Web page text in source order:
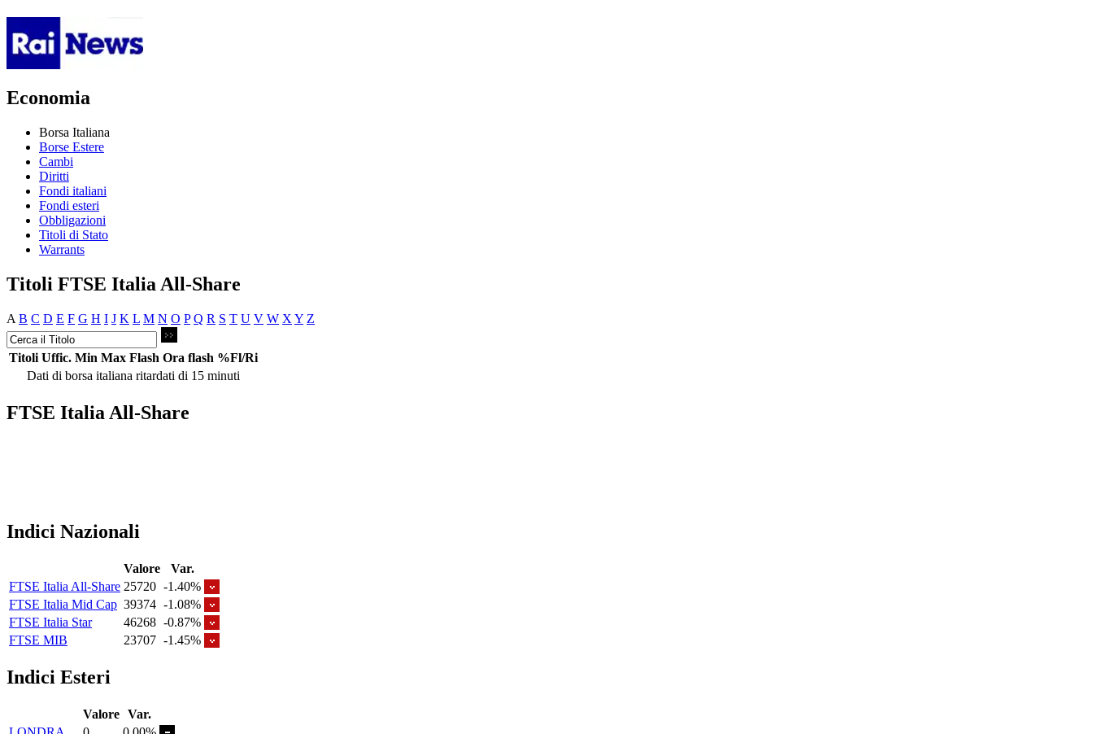
Economia
Borsa Italiana
Borse Estere
Cambi
Diritti
Fondi italiani
Fondi esteri
Obbligazioni
Titoli di Stato
Warrants
Titoli FTSE Italia All-Share
A B C D E F G H I J K L M N O P Q R S T U V W X Y Z
Titoli Uffic. Min Max Flash Ora flash %Fl/Ri
Dati di borsa italiana ritardati di 15 minuti
FTSE Italia All-Share
Indici Nazionali
Valore
Var.
FTSE Italia All-Share 25720 -1.40%
FTSE Italia Mid Cap 39374 -1.08%
FTSE Italia Star
46268 -0.87%
FTSE MIB
23707 -1.45%
Indici Esteri
Valore Var.